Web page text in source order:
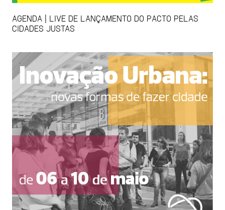
AGENDA | LIVE DE LANÇAMENTO DO PACTO PELAS
CIDADES JUSTAS